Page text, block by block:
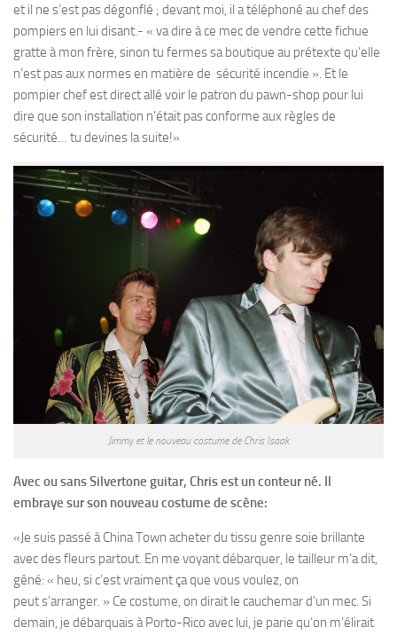
et il ne s’est pas dégonflé ; devant moi, il a téléphoné au chef des
pompiers en lui disant.- « va dire à ce mec de vendre cette fichue
gratte à mon frère, sinon tu fermes sa boutique au prétexte qu’elle
n’est pas aux normes en matière de sécurité incendie ». Et le
pompier chef est direct allé voir le patron du pawn-shop pour lui
dire que son installation n’était pas conforme aux règles de
sécurité… tu devines la suite!»
Jimmy et le nouveau costume de Chris Isaak
Avec ou sans Silvertone guitar, Chris est un conteur né. Il
embraye sur son nouveau costume de scène:
«Je suis passé à China Town acheter du tissu genre soie brillante
avec des fleurs partout. En me voyant débarquer, le tailleur m’a dit,
gêné: « heu, si c’est vraiment ça que vous voulez, on
peut s’arranger. » Ce costume, on dirait le cauchemar d’un mec. Si
demain, je débarquais à Porto-Rico avec lui, je parie qu’on m’élirait